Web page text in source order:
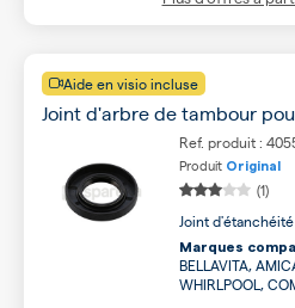
Aide en visio incluse
Joint d'arbre de tambour
Ref. produit :
Produit Original
(1)
Joint
Marques
BELLAVITA,
WHIRLPOOL,